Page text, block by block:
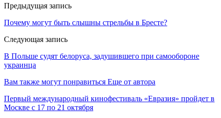
Предыдущая запись
Почему могут быть слышны стрельбы в Бресте?
Следующая запись
В Польше судят белоруса, задушившего при самообороне
украинца
Вам также могут понравиться Еще от автора
Первый международный кинофестиваль «Евразия» пройдет в
Москве с 17 по 21 октября